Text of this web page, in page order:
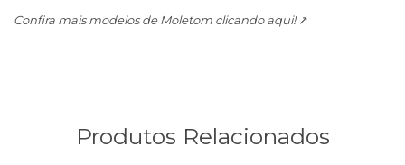
Confira mais modelos de Moletom clicando aqui!↗️
Produtos Relacionados